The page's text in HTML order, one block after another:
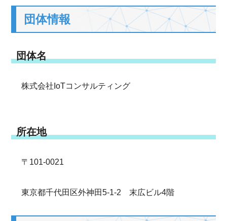
団体情報
団体名
株式会社IoTコンサルティング
所在地
〒101-0021
東京都千代田区外神田5-1-2 末広ビル4階